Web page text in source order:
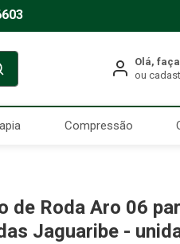
Compressão
de Roda Aro 06
Jaguaribe -